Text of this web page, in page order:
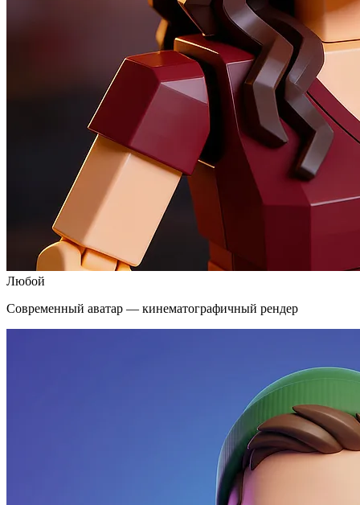
Любой
Современный аватар — кинематографичный рендер